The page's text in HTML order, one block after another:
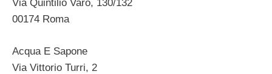
Via Quintilio Varo, 130/132
00174 Roma
Acqua E Sapone
Via Vittorio Turri, 2